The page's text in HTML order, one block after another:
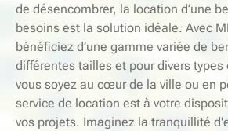
de désencombrer, la location d’une
besoins est la solution idéale. Avec
bénéficiez d’une gamme variée de
différentes tailles et pour divers types
vous soyez au cœur de la ville ou en
service de location est à votre
vos projets. Imaginez la tranquillité